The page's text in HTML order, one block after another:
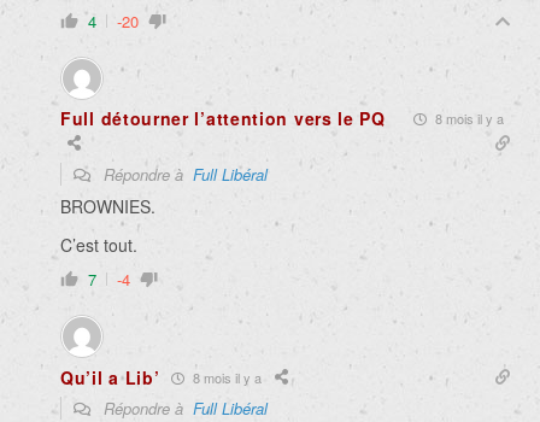
4 -20
Full détourner l’attention vers le PQ 8 mois il y a
Répondre à Full Libéral
BROWNIES.
C’est tout.
7 -4
Qu’il a Lib’ 8 mois il y a
Répondre à Full Libéral